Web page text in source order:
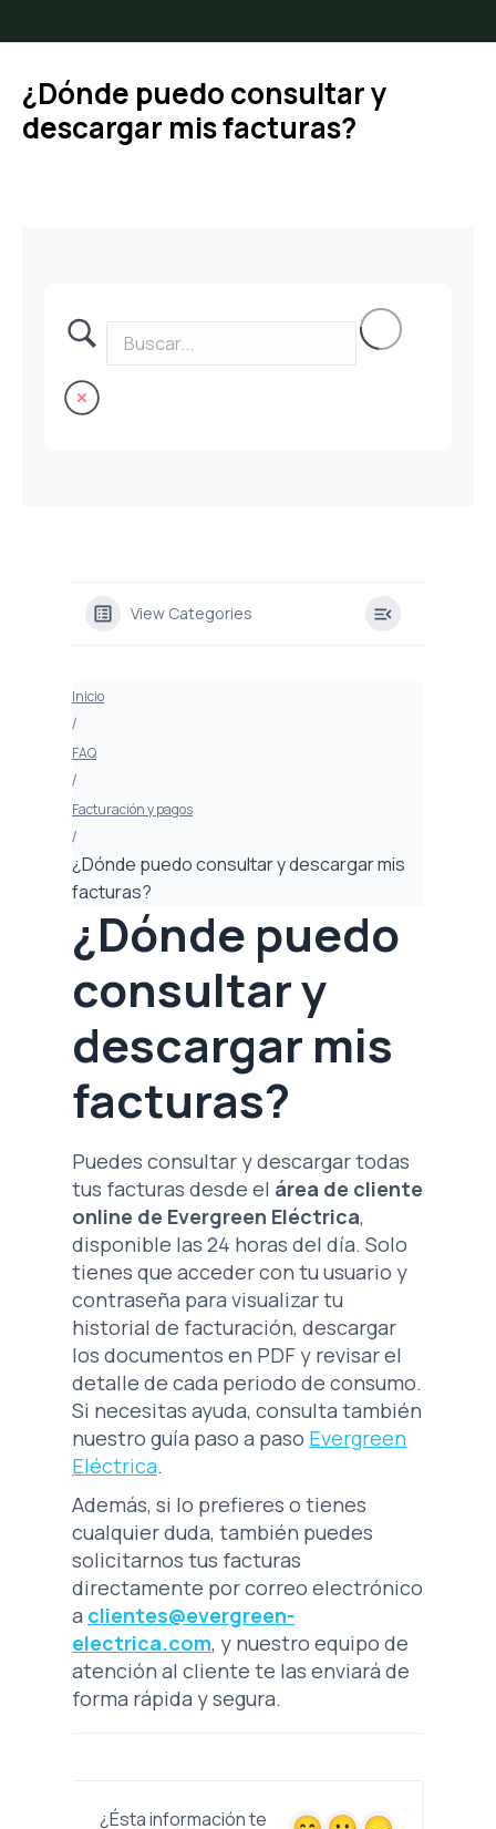
¿Dónde puedo consultar y
descargar mis facturas?
View Categories
Inicio
FAQ
Facturación y pagos
¿Dónde puedo consultar y descargar mis
facturas?
¿Dónde puedo
consultar y
descargar mis
facturas?
Puedes consultar y descargar todas
tus facturas desde el área de cliente
online de Evergreen Eléctrica,
disponible las 24 horas del día. Solo
tienes que acceder con tu usuario y
contraseña para visualizar tu
historial de facturación, descargar
los documentos en PDF y revisar el
detalle de cada periodo de consumo.
Si necesitas ayuda, consulta también
nuestro guía paso a paso Evergreen
Eléctrica.
Además, si lo prefieres o tienes
cualquier duda, también puedes
solicitarnos tus facturas
directamente por correo electrónico
a clientes@evergreen-
electrica.com, y nuestro equipo de
atención al cliente te las enviará de
forma rápida y segura.
¿Ésta información te